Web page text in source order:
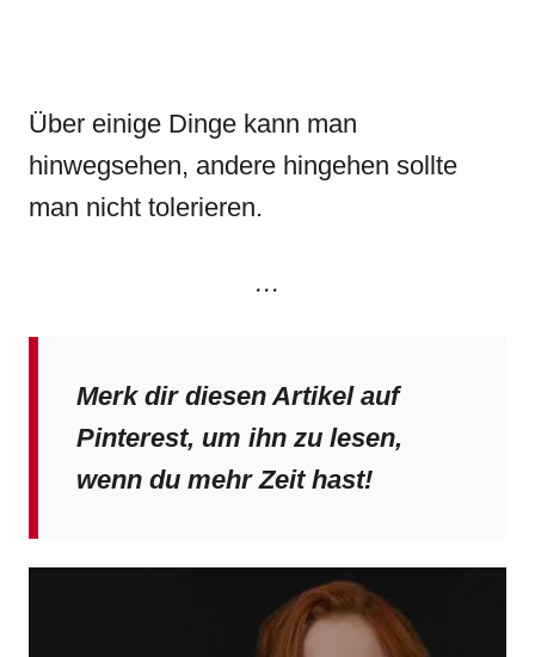
Über einige Dinge kann man
hinwegsehen, andere hingehen sollte
man nicht tolerieren.
…
Merk dir diesen Artikel auf
Pinterest, um ihn zu lesen,
wenn du mehr Zeit hast!